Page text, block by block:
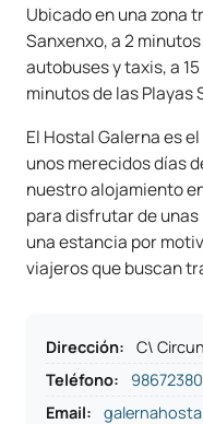
Ubicado en una zona
Sanxenxo, a 2
autobuses y taxis, a
minutos de las Playas
El Hostal Galerna es
unos merecidos días
nuestro alojamiento
para disfrutar de
una estancia por
viajeros que buscan
Dirección:
C\
Teléfono:
Email: